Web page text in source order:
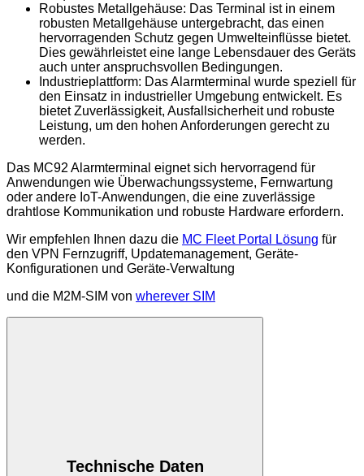
Robustes Metallgehäuse: Das Terminal ist in einem
robusten Metallgehäuse untergebracht, das einen
hervorragenden Schutz gegen Umwelteinflüsse bietet.
Dies gewährleistet eine lange Lebensdauer des Geräts
auch unter anspruchsvollen Bedingungen.
Industrieplattform: Das Alarmterminal wurde speziell für
den Einsatz in industrieller Umgebung entwickelt. Es
bietet Zuverlässigkeit, Ausfallsicherheit und robuste
Leistung, um den hohen Anforderungen gerecht zu
werden.
Das MC92 Alarmterminal eignet sich hervorragend für
Anwendungen wie Überwachungssysteme, Fernwartung
oder andere IoT-Anwendungen, die eine zuverlässige
drahtlose Kommunikation und robuste Hardware erfordern.
Wir empfehlen Ihnen dazu die MC Fleet Portal Lösung für
den VPN Fernzugriff, Updatemanagement, Geräte-
Konfigurationen und Geräte-Verwaltung
und die M2M-SIM von wherever SIM
Technische Daten